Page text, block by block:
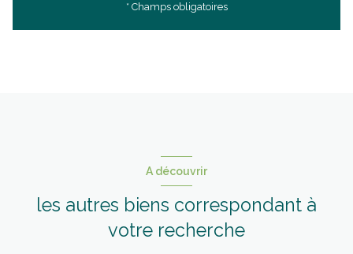
* Champs obligatoires
A découvrir
les autres biens correspondant à
votre recherche